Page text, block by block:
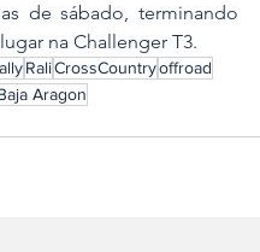
de sábado, terminando
na Challenger T3.
RaliCrossCountryoffroad
Aragon